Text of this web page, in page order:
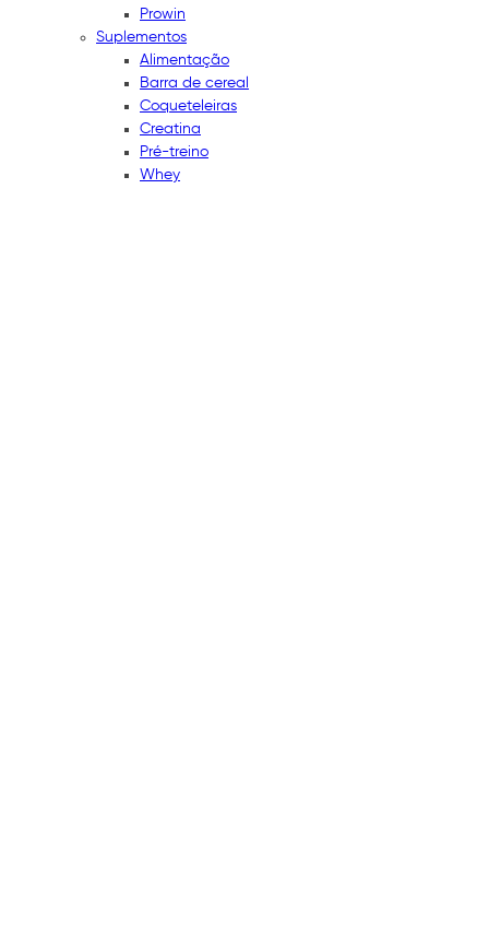
Prowin
Suplementos
Alimentação
Barra de cereal
Coqueteleiras
Creatina
Pré-treino
Whey